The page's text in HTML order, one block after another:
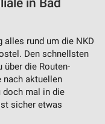
in Bad
alles rund um die NKD
Den schnellsten
über die Routen-
nach aktuellen
doch mal in die
sicher etwas